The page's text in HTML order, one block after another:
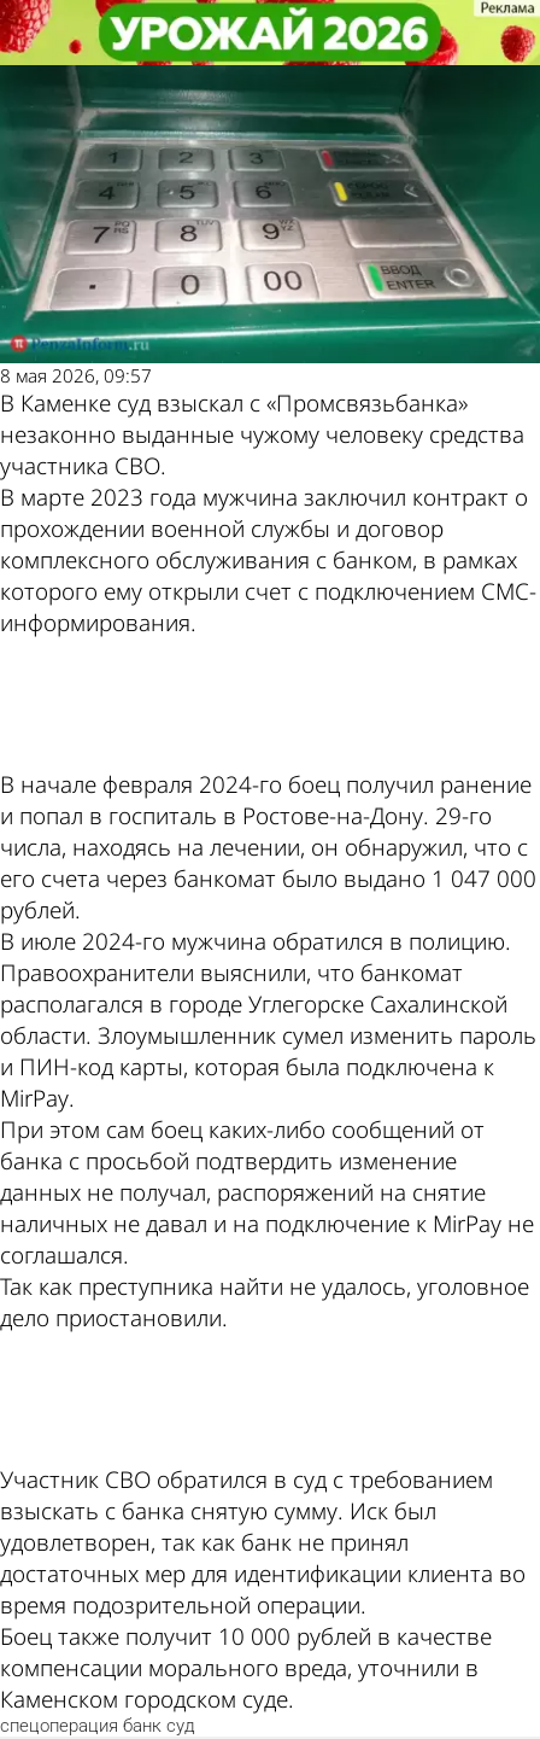
Участнику СВО вернут деньги,
снятые со счета без его ведома
Из жизни
8 мая 2026, 09:57
В Каменке суд взыскал с «Промсвязьбанка»
незаконно выданные чужому человеку средства
участника СВО.
В марте 2023 года мужчина заключил контракт о
прохождении военной службы и договор
комплексного обслуживания с банком, в рамках
которого ему открыли счет с подключением СМС-
информирования.
В начале февраля 2024-го боец получил ранение
и попал в госпиталь в Ростове-на-Дону. 29-го
числа, находясь на лечении, он обнаружил, что с
его счета через банкомат было выдано 1 047 000
рублей.
В июле 2024-го мужчина обратился в полицию.
Правоохранители выяснили, что банкомат
располагался в городе Углегорске Сахалинской
области. Злоумышленник сумел изменить пароль
и ПИН-код карты, которая была подключена к
МirРау.
При этом сам боец каких-либо сообщений от
банка с просьбой подтвердить изменение
данных не получал, распоряжений на снятие
наличных не давал и на подключение к МirРау не
соглашался.
Так как преступника найти не удалось, уголовное
дело приостановили.
Участник СВО обратился в суд с требованием
взыскать с банка снятую сумму. Иск был
удовлетворен, так как банк не принял
достаточных мер для идентификации клиента во
время подозрительной операции.
Боец также получит 10 000 рублей в качестве
компенсации морального вреда, уточнили в
Каменском городском суде.
спецоперация банк суд
Участнику СВО вернут деньги,
снятые со счета без его ведома
Из жизни
Другие новости
по теме
Погода и курсы
валют в Пензе